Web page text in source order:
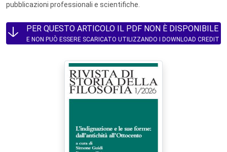
pubblicazioni professionali e scientifiche.
PER QUESTO ARTICOLO IL PDF NON È DISPONIBILE
E NON PUÒ ESSERE SCARICATO UTILIZZANDO I DOWNLOAD CREDIT